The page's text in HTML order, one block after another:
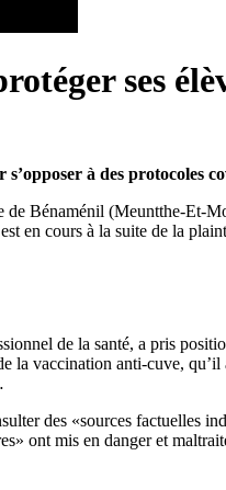
ses
à des protocoles
Bénaménil (Meuntthe-Et-
en cours à la suite de la
de la santé, a pris
la vaccination anti-cuve,
des «sources factuelles
ont mis en danger et